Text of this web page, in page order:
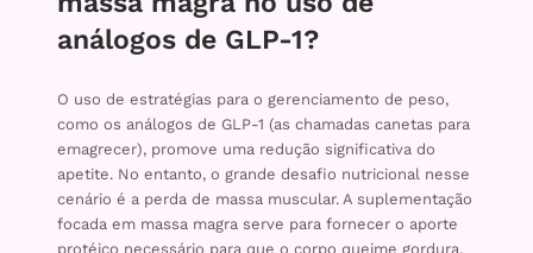
análogos de GLP-1?
O uso de estratégias para o gerenciamento de peso,
como os análogos de GLP-1 (as chamadas canetas para
emagrecer), promove uma redução significativa do
apetite. No entanto, o grande desafio nutricional nesse
cenário é a perda de massa muscular. A suplementação
focada em massa magra serve para fornecer o aporte
protéico necessário para que o corpo queime gordura,